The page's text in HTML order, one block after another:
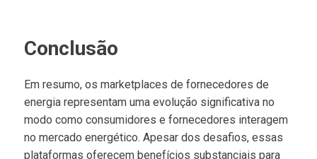
Conclusão
Em resumo, os marketplaces de fornecedores de
energia representam uma evolução significativa no
modo como consumidores e fornecedores interagem
no mercado energético. Apesar dos desafios, essas
plataformas oferecem benefícios substanciais para